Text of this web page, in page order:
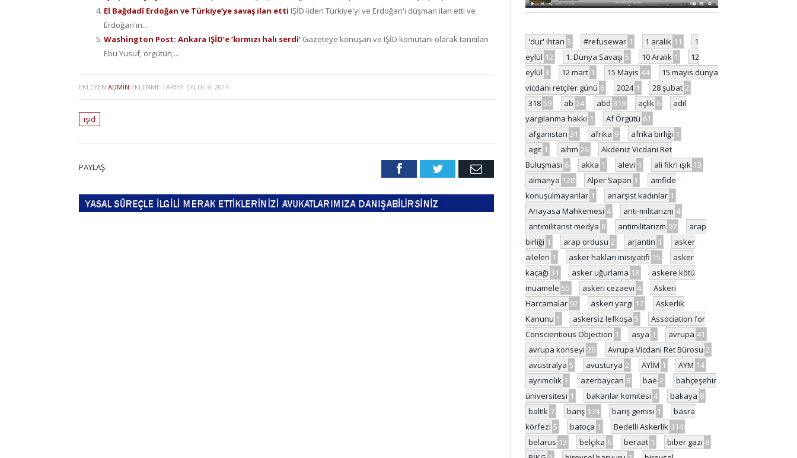
El Bağdadî Erdoğan ve Türkiye’ye savaş ilan etti IŞİD lideri Türkiye'yi ve Erdoğan'ı düşman ilan etti ve
Erdoğan'ın...
Washington Post: Ankara IŞİD’e ‘kırmızı halı serdi’ Gazeteye konuşan ve IŞİD komutanı olarak tanıtılan
Ebu Yusuf, örgütün,...
EKLEYEN ADMIN EKLENME TARIHI: EYLÜL 9, 2014
ışid
PAYLAŞ. FacebookTwitter Email
'dur' ihtarı 3 #refusewar 1 1 aralık 11
1
eylül 12 1. Dünya Savaşı 5 10 Aralık 1
12
eylül 3 12 mart 1 15 Mayıs 44
15 mayıs dünya
vicdani retçiler günü 6 2024 1 28 şubat 2
318 59 ab 24 abd 319 açlık 6
adil
yargılanma hakkı 1 Af Örgütü 61
afganistan 31 afrika 9 afrika birliği 1
agit 1 aihm 26
Akdeniz Vicdani Ret
Buluşması 6 akka 1 alevi 1 ali fikri ışık 13
almanya 128 Alper Sapan 1
amfide
konuşulmayanlar 1 anarşist kadınlar 1
Anayasa Mahkemesi 4 anti-militarizm 4
antimilitarist medya 8 antimilitarizm 97
arap
birliği 1 arap ordusu 2 arjantin 1
asker
aileleri 1 asker hakları inisiyatifi 15
asker
kaçağı 31 asker uğurlama 18
askere kötü
muamele 55 askeri cezaevi 4
Askeri
Harcamalar 92 askeri yargı 17
Askerlik
Kanunu 1 askersiz lefkoşa 5
Association for
Conscientious Objection 1 asya 1 avrupa 41
avrupa konseyi 26 Avrupa Vicdani Ret Bürosu 2
avustralya 5 avusturya 2 AYİM 1 AYM 14
ayrımcılık 1 azerbaycan 8 bae 2
bahçeşehir
üniversitesi 1 bakanlar komitesi 4 bakaya 8
baltık 7 barış 174 barış gemisi 1
basra
körfezi 5 batoça 1 Bedelli Askerlik 114
belarus 13 belçika 6 beraat 1 biber gazı 8